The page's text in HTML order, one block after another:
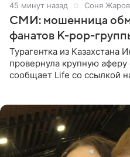
45 минут назад Соня
СМИ: мошенница
фанатов K-pop-
Турагентка из Казахстана
провернула крупную
сообщает Life со ссылкой